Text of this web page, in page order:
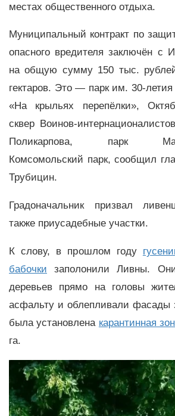
местах общественного отдыха.
Муниципальный контракт по
опасного вредителя заключён
на общую сумму 150 тыс.
гектаров. Это — парк им. 30-
«На крыльях перепёлки»,
сквер Воинов-
Поликарпова, парк
Комсомольский парк, сообщил
Трубицин.
Градоначальник призвал
также приусадебные участки.
К слову, в прошлом году
бабочки заполонили Ливны.
деревьев прямо на головы
асфальту и облепливали фасады
была установлена карантинная
га.